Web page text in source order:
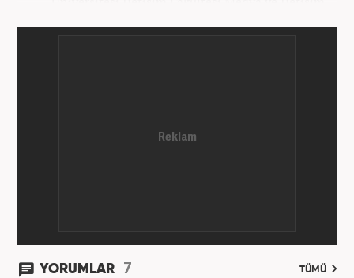
STK'da sosyal medya yöneticiliği görevini üstlendi.
YORUMLAR 7 TÜMÜ